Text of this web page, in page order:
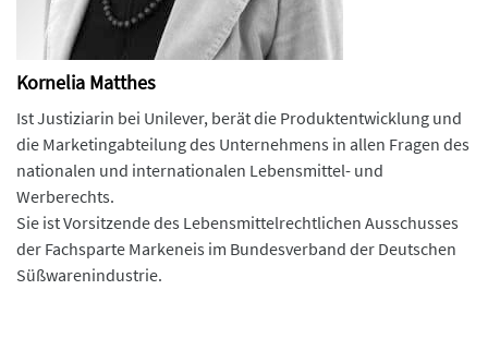
Kornelia Matthes
Ist Justiziarin bei Unilever, berät die Produktentwicklung und
die Marketingabteilung des Unternehmens in allen Fragen des
nationalen und internationalen Lebensmittel- und
Werberechts.
Sie ist Vorsitzende des Lebensmittelrechtlichen Ausschusses
der Fachsparte Markeneis im Bundesverband der Deutschen
Süßwarenindustrie.